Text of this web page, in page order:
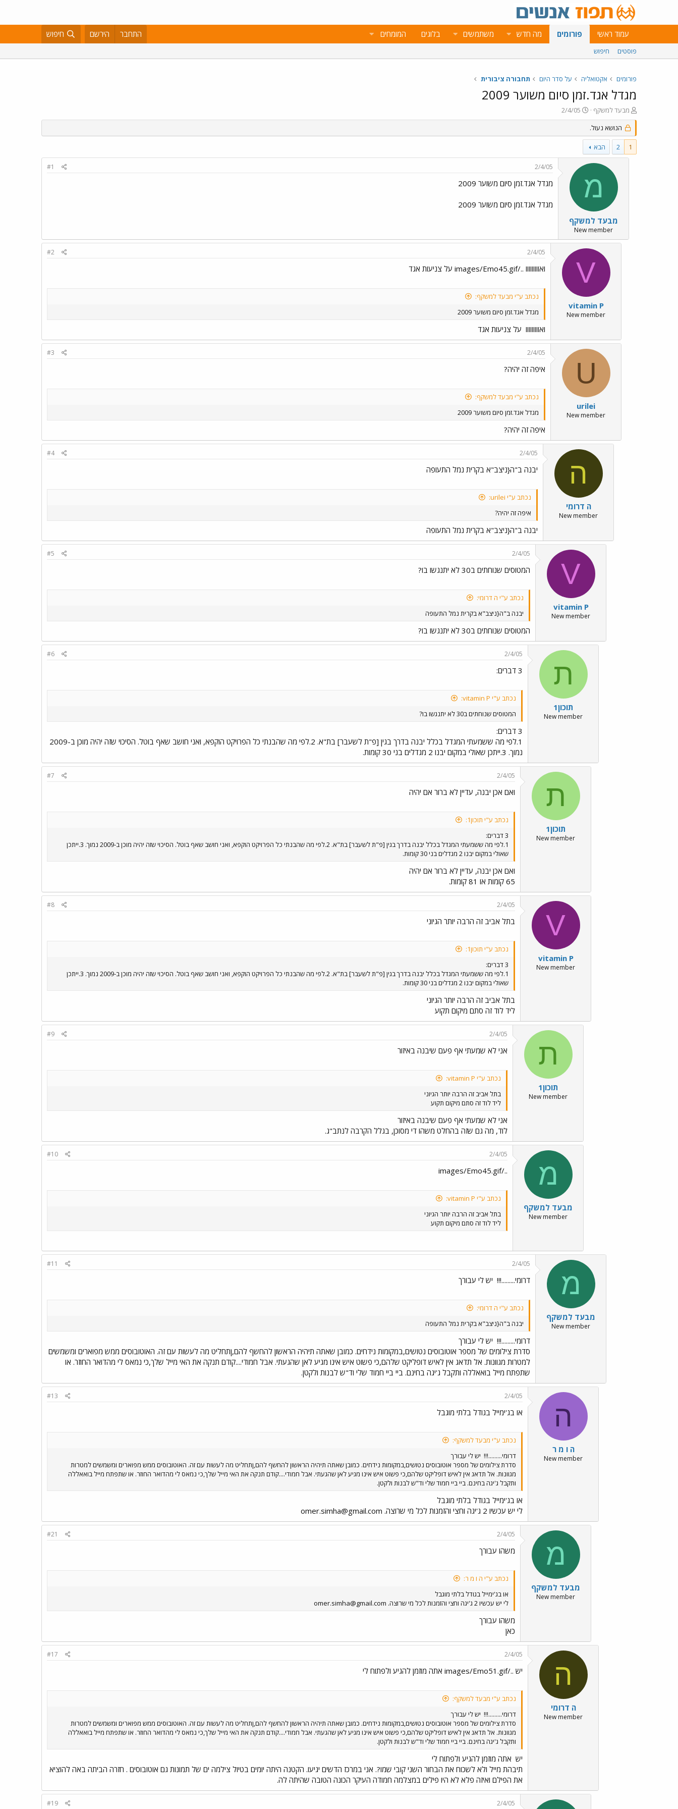
עמוד ראשי פורומים מה חדש משתמשים בלוגים המומחים התחבר הירשם חיפוש
פוסטים חיפוש
פורומים אקטואליה על סדר היום תחבורה ציבורית
מגדל אגד.זמן סיום משוער 2009
פ
ו
ת
ח
ה
נ
מבעד למשקף
פ
ו
ס
2/4/05
הנושא נעול.
1
2 הבא
מ
מבעד למשקף
New member
2/4/05
#1
מגדל אגד.זמן סיום משוער 2009
מגדל אגד.זמן סיום משוער 2009
V
vitamin P
New member
2/4/05
#2
ואווווווווו ../images/Emo45.gif על צניעות אגד
נכתב ע"י מבעד למשקף:
מגדל אגד.זמן סיום משוער 2009
ואווווווווו על צניעות אגד
U
urilei
New member
2/4/05
#3
איפה זה יהיה?
נכתב ע"י מבעד למשקף:
מגדל אגד.זמן סיום משוער 2009
איפה זה יהיה?
ה
ה דרומי
New member
2/4/05
#4
יבנה ב"ה{ניצב"א בקרית נמל התעופה
נכתב ע"י urilei:
איפה זה יהיה?
יבנה ב"ה{ניצב"א בקרית נמל התעופה
V
vitamin P
New member
2/4/05
#5
המטוסים שנוחתים ב30 לא יתנגשו בו?
נכתב ע"י ה דרומי:
יבנה ב"ה{ניצב"א בקרית נמל התעופה
המטוסים שנוחתים ב30 לא יתנגשו בו?
ת
תוכון1
New member
2/4/05
#6
3 דברים:
נכתב ע"י vitamin P:
המטוסים שנוחתים ב30 לא יתנגשו בו?
3 דברים:
1.לפי מה ששמעתי המגדל בכלל יבנה בדרך בגין [פ"ת לשעבר] בת"א. 2.לפי מה שהבנתי כל הפרויקט הוקפא, ואני חושב שאף בוטל. הסיכוי שזה יהיה מוכן ב-2009
נמוך. 3.ייתכן שאולי במקום יבנו 2 מגדלים בני 30 קומות.
ת
תוכון1
New member
2/4/05
#7
ואם אכן יבנה, עדיין לא ברור אם יהיה
נכתב ע"י תוכון1:
3 דברים:
1.לפי מה ששמעתי המגדל בכלל יבנה בדרך בגין [פ"ת לשעבר] בת"א. 2.לפי מה שהבנתי כל הפרויקט הוקפא, ואני חושב שאף בוטל. הסיכוי שזה יהיה מוכן ב-2009 נמוך. 3.ייתכן
שאולי במקום יבנו 2 מגדלים בני 30 קומות.
ואם אכן יבנה, עדיין לא ברור אם יהיה
65 קומות או 81 קומות.
V
vitamin P
New member
2/4/05
#8
בתל אביב זה הרבה יותר הגיוני
נכתב ע"י תוכון1:
3 דברים:
1.לפי מה ששמעתי המגדל בכלל יבנה בדרך בגין [פ"ת לשעבר] בת"א. 2.לפי מה שהבנתי כל הפרויקט הוקפא, ואני חושב שאף בוטל. הסיכוי שזה יהיה מוכן ב-2009 נמוך. 3.ייתכן
שאולי במקום יבנו 2 מגדלים בני 30 קומות.
בתל אביב זה הרבה יותר הגיוני
ליד לוד זה סתם מיקום תקוע
ת
תוכון1
New member
2/4/05
#9
אני לא שמעתי אף פעם שיבנה באיזור
נכתב ע"י vitamin P:
בתל אביב זה הרבה יותר הגיוני
ליד לוד זה סתם מיקום תקוע
אני לא שמעתי אף פעם שיבנה באיזור
לוד, מה גם שזה בהחלט משהו די מסוכן, בגלל הקרבה לנתב"ג.
מ
מבעד למשקף
New member
2/4/05
#10
../images/Emo45.gif
נכתב ע"י vitamin P:
בתל אביב זה הרבה יותר הגיוני
ליד לוד זה סתם מיקום תקוע
מ
מבעד למשקף
New member
2/4/05
#11
דרומי.........!!! יש לי עבורך
נכתב ע"י ה דרומי:
יבנה ב"ה{ניצב"א בקרית נמל התעופה
דרומי.........!!! יש לי עבורך
סדרת צילומים של מספר אוטובוסים נטושים,במקומות נידחים. כמובן שאתה תיהיה הראשון להחשף להם,ןתחליט מה לעשות עם זה. האוטובוסים ממש מפוארים ומשמשים
למטרות מגוונות. אל תדאג אין לאיש דופליקט שלהם,כי פשוט איש אינו מגיע לאן שהגעתי. אבל חמודי....קודם תנקה את האי מייל שלך,כי נמאס לי מהדואר החוזר. או
שתפתח מייל בואאללה ותקבל ג'יגה בחינם. ביי ביי חמוד שלי וד"ש לבנות ולקטן.
ה
ה ו מ ר
New member
2/4/05
#13
או בג'ימייל בגודל בלתי מוגבל
נכתב ע"י מבעד למשקף:
דרומי.........!!! יש לי עבורך
סדרת צילומים של מספר אוטובוסים נטושים,במקומות נידחים. כמובן שאתה תיהיה הראשון להחשף להם,ןתחליט מה לעשות עם זה. האוטובוסים ממש מפוארים ומשמשים למטרות
מגוונות. אל תדאג אין לאיש דופליקט שלהם,כי פשוט איש אינו מגיע לאן שהגעתי. אבל חמודי....קודם תנקה את האי מייל שלך,כי נמאס לי מהדואר החוזר. או שתפתח מייל בואאללה
ותקבל ג'יגה בחינם. ביי ביי חמוד שלי וד"ש לבנות ולקטן.
או בג'ימייל בגודל בלתי מוגבל
לי יש עכשיו 2 ג'יגה וחצי והזמנות לכל מי שרוצה.
omer.simha@gmail.com
מ
מבעד למשקף
New member
2/4/05
#21
משהו עבורך
נכתב ע"י ה ו מ ר:
או בג'ימייל בגודל בלתי מוגבל
לי יש עכשיו 2 ג'יגה וחצי והזמנות לכל מי שרוצה.
omer.simha@gmail.com
משהו עבורך
כאן
ה
ה דרומי
New member
2/4/05
#17
יש ../images/Emo51.gif אתה מוזמן להגיע ולפתוח לי
נכתב ע"י מבעד למשקף:
דרומי.........!!! יש לי עבורך
סדרת צילומים של מספר אוטובוסים נטושים,במקומות נידחים. כמובן שאתה תיהיה הראשון להחשף להם,ןתחליט מה לעשות עם זה. האוטובוסים ממש מפוארים ומשמשים למטרות
מגוונות. אל תדאג אין לאיש דופליקט שלהם,כי פשוט איש אינו מגיע לאן שהגעתי. אבל חמודי....קודם תנקה את האי מייל שלך,כי נמאס לי מהדואר החוזר. או שתפתח מייל בואאללה
ותקבל ג'יגה בחינם. ביי ביי חמוד שלי וד"ש לבנות ולקטן.
יש אתה מוזמן להגיע ולפתוח לי
תיבהת מייל ולא לשכוח את הבחור השני קובי שמו?. אני במרכז הדשים יגיעו. הקטנה היתה יומים בטיול צילמה ים של תמונות גם אוטובוסים . חזרה הביתה באה להוציא
את הפילם ואיזה פלא לא היו פילים במצלמה חמודה העיקר הכונה הטובה שהיתה לה.
2/4/05
#19